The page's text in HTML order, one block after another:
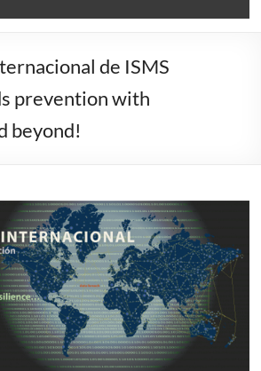
de ISMS
prevention with
beyond!